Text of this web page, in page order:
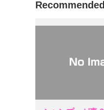
Recommended